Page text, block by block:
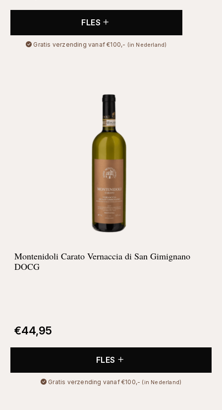
FLES
Gratis verzending vanaf €100,- (in Nederland)
Montenidoli Carato Vernaccia di San Gimignano
DOCG
€44,95
FLES
Gratis verzending vanaf €100,- (in Nederland)